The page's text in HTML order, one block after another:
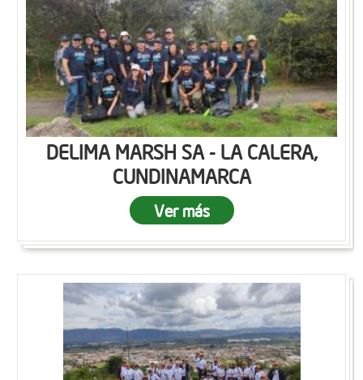
DELIMA MARSH SA - LA CALERA,
CUNDINAMARCA
Ver más